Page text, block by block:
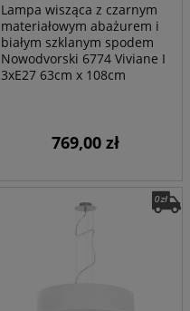
Lampa wisząca z czarnym
materiałowym abażurem i
białym szklanym spodem
Nowodvorski 6774 Viviane I
3xE27 63cm x 108cm
769,00 zł